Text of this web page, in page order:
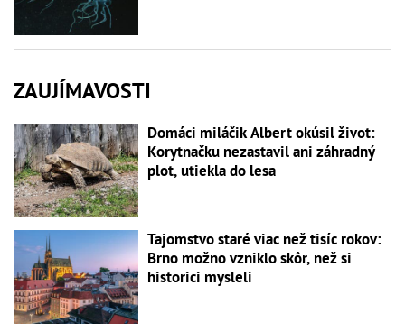
ZAUJÍMAVOSTI
Domáci miláčik Albert okúsil život:
Korytnačku nezastavil ani záhradný
plot, utiekla do lesa
Tajomstvo staré viac než tisíc rokov:
Brno možno vzniklo skôr, než si
historici mysleli